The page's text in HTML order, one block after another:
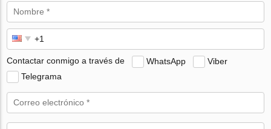
Contactar conmigo a través de WhatsApp
Viber
Telegrama